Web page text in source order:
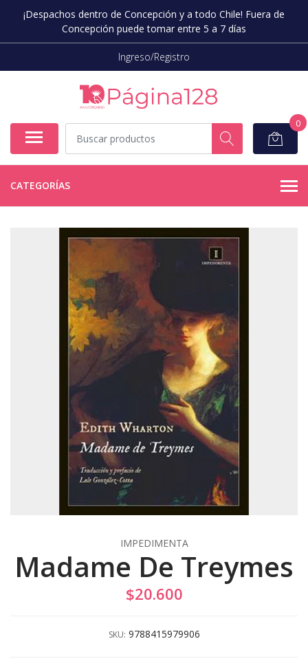
¡Despachos dentro de Concepción y a todo Chile! Fuera de
Concepción puede tomar entre 5 a 7 días
Ingreso/Registro
0
CATEGORÍAS
IMPEDIMENTA
Madame De Treymes
$20.600
SKU: 9788415979906